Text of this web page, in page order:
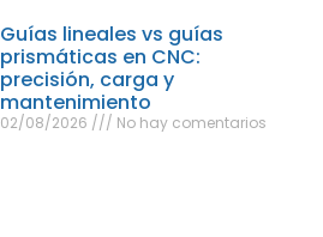
Guías lineales vs guías
prismáticas en CNC:
precisión, carga y
mantenimiento
02/08/2026 No hay comentarios